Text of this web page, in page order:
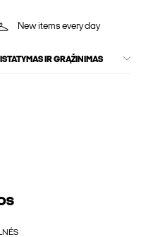
New items every day
IR GRĄŽINIMAS